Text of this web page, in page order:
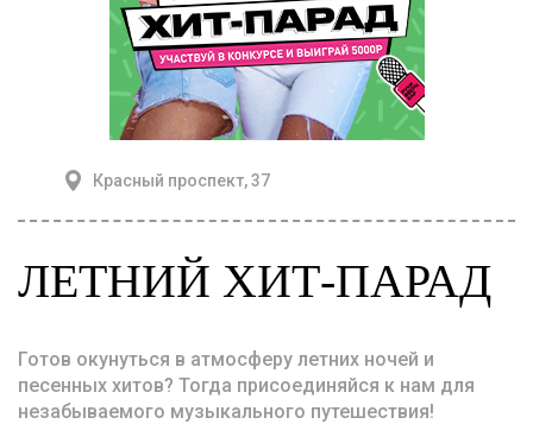
Красный проспект, 37
ЛЕТНИЙ ХИТ-ПАРАД
Готов окунуться в атмосферу летних ночей и
песенных хитов? Тогда присоединяйся к нам для
незабываемого музыкального путешествия!